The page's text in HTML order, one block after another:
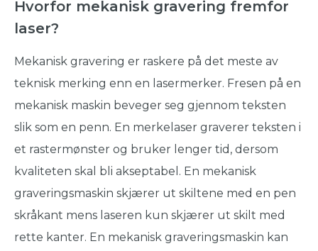
Hvorfor mekanisk gravering fremfor
laser?
Mekanisk gravering er raskere på det meste av
teknisk merking enn en lasermerker. Fresen på en
mekanisk maskin beveger seg gjennom teksten
slik som en penn. En merkelaser graverer teksten i
et rastermønster og bruker lenger tid, dersom
kvaliteten skal bli akseptabel. En mekanisk
graveringsmaskin skjærer ut skiltene med en pen
skråkant mens laseren kun skjærer ut skilt med
rette kanter. En mekanisk graveringsmaskin kan